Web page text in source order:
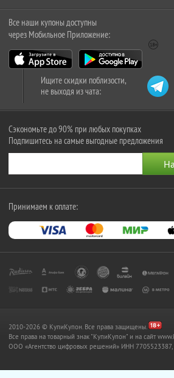
Все наши купоны доступны
через Мобильное Приложение:
Ищите скидки поблизости,
не выходя из чата:
Сэкономьте до 90% при любых покупках
Подпишитесь на самые выгодные предложения
Принимаем к оплате:
2010-2026 © КупиКупон. Все права защищены.
Все права на товарный знак "КупиКупон" и на сайт
OOO «Агентство цифровых решений» ИНН